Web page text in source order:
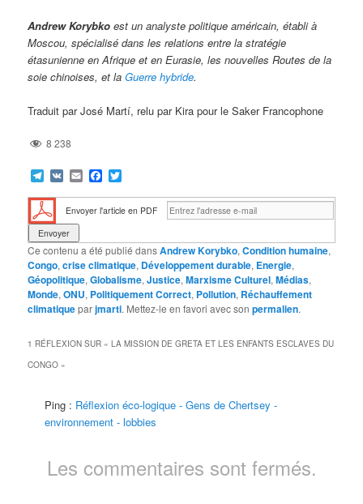
Andrew Korybko est un analyste politique américain, établi à
Moscou, spécialisé dans les relations entre la stratégie
étasunienne en Afrique et en Eurasie, les nouvelles Routes de la
soie chinoises, et laGuerre hybride.
Traduit par José Martí, relu par Kira pour le Saker Francophone
8 238
Telegram
VK EmailFacebook
Envoyer l'article en PDF
Ce contenu a été publié dansAndrew Korybko,Condition humaine,
Congo,crise climatique, Développement durable, Energie,
Géopolitique,Globalisme,Justice,Marxisme Culturel,Médias,
Monde,ONU, Politiquement Correct, Pollution, Réchauffement
climatiqueparjmarti. Mettez-le en favori avec sonpermalien.
1 RÉFLEXION SUR «LA MISSION DE GRETA ET LES ENFANTS ESCLAVES DU
CONGO »
Ping : Réflexion éco-logique - Gens de Chertsey -
environnement - lobbies
Les commentaires sont fermés.